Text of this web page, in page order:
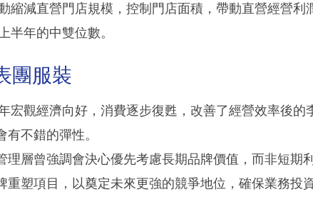
縮減直營門店規模，控制門店面積，帶動直營經營利
半年的中雙位數。
團服裝
宏觀經濟向好，消費逐步復甦，改善了經營效率後的
不錯的彈性。
理層曾強調會決心優先考慮長期品牌價值，而非短期
重塑項目，以奠定未來更強的競爭地位，確保業務投